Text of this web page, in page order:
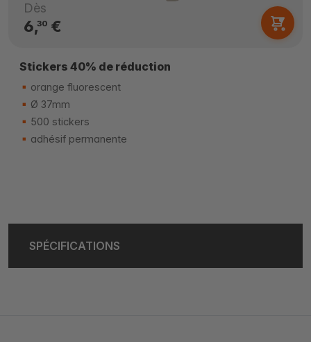
Dès
6,30€
Stickers 40% de réduction
orange fluorescent
Ø 37mm
500 stickers
adhésif permanente
SPÉCIFICATIONS